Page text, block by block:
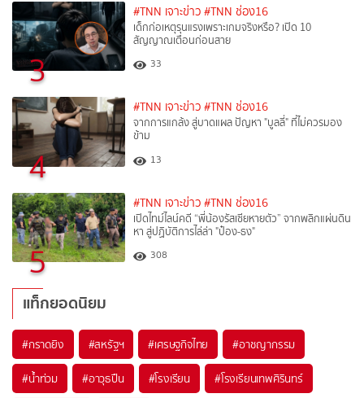
3
#TNN เจาะข่าว #TNN ช่อง16
เด็กก่อเหตุรุนแรงเพราะเกมจริงหรือ? เปิด 10
สัญญาณเตือนก่อนสาย
33
4
#TNN เจาะข่าว #TNN ช่อง16
จากการแกล้ง สู่บาดแผล ปัญหา "บูลลี่" ที่ไม่ควรมอง
ข้าม
13
5
#TNN เจาะข่าว #TNN ช่อง16
เปิดไทม์ไลน์คดี “พี่น้องรัสเซียหายตัว” จากพลิกแผ่นดิน
หา สู่ปฏิบัติการไล่ล่า "ป๋อง-ธง"
308
แท็กยอดนิยม
#กราดยิง #สหรัฐฯ #เศรษฐกิจไทย #อาชญากรรม
#น้ำท่วม #อาวุธปืน #โรงเรียน #โรงเรียนเทพศิรินทร์